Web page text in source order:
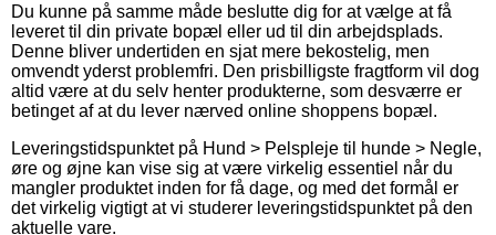
Du kunne på samme måde beslutte dig for at vælge at få
leveret til din private bopæl eller ud til din arbejdsplads.
Denne bliver undertiden en sjat mere bekostelig, men
omvendt yderst problemfri. Den prisbilligste fragtform vil dog
altid være at du selv henter produkterne, som desværre er
betinget af at du lever nærved online shoppens bopæl.
Leveringstidspunktet på Hund > Pelspleje til hunde > Negle,
øre og øjne kan vise sig at være virkelig essentiel når du
mangler produktet inden for få dage, og med det formål er
det virkelig vigtigt at vi studerer leveringstidspunktet på den
aktuelle vare.